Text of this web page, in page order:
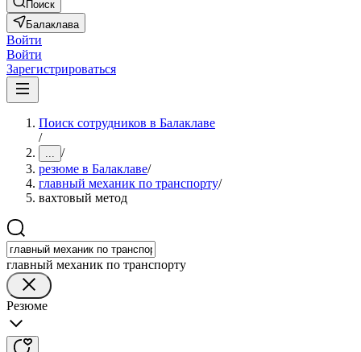
Поиск
Балаклава
Войти
Войти
Зарегистрироваться
Поиск сотрудников в Балаклаве
/
... /
резюме в Балаклаве/
главный механик по транспорту/
вахтовый метод
главный механик по транспорту
Резюме